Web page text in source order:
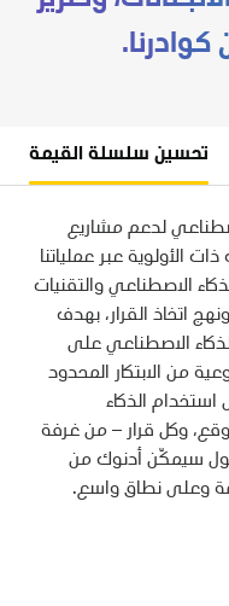
كوادرنا.
تحسين سلسلة القيمة
لدعم مشاريع
الأولوية عبر عملياتنا
الاصطناعي والتقنيات
اتخاذ القرار، بهدف
الاصطناعي على
من الابتكار المحدود
الذكاء
وكل قرار – من غرفة
سيمكّن أدنوك من
وعلى نطاق واسع.